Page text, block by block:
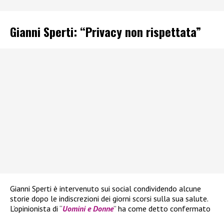
Gianni Sperti: “Privacy non rispettata”
Gianni Sperti è intervenuto sui social condividendo alcune
storie dopo le indiscrezioni dei giorni scorsi sulla sua salute.
L’opinionista di “Uomini e Donne” ha come detto confermato